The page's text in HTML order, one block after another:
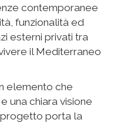
contemporanee
funzionalità ed
esterni privati tra
il Mediterraneo
elemento che
una chiara visione
progetto porta la